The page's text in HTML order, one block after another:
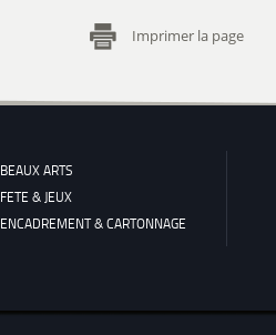
Imprimer la page
BEAUX ARTS
FETE & JEUX
ENCADREMENT & CARTONNAGE